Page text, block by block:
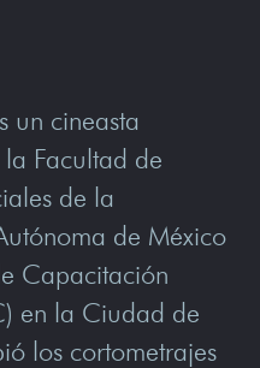
un cineasta
Facultad de
de la
de México
Capacitación
en la Ciudad de
los cortometrajes